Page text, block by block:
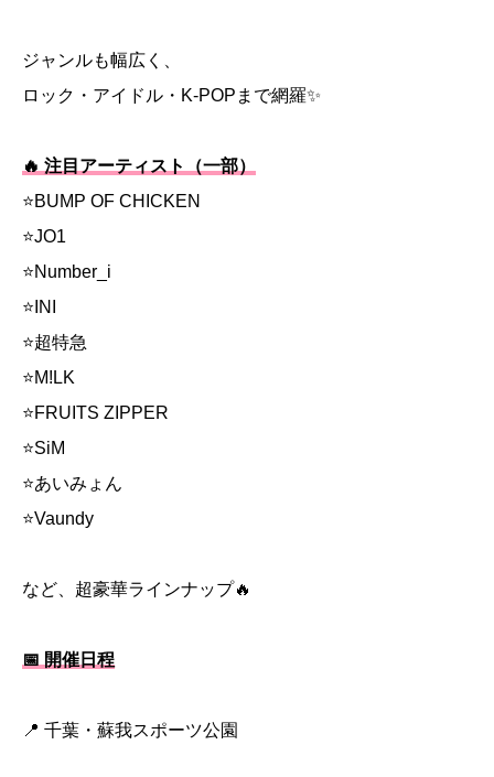
ジャンルも幅広く、
ロック・アイドル・K-POPまで網羅✨
🔥 注目アーティスト（一部）
⭐BUMP OF CHICKEN
⭐JO1
⭐Number_i
⭐INI
⭐超特急
⭐M!LK
⭐FRUITS ZIPPER
⭐SiM
⭐あいみょん
⭐Vaundy
など、超豪華ラインナップ🔥
📅 開催日程
📍 千葉・蘇我スポーツ公園